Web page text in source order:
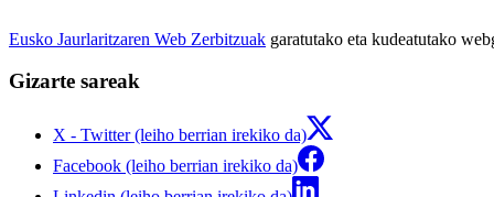
Eusko Jaurlaritzaren Web Zerbitzuak garatutako eta kudeatutako
Gizarte sareak
X - Twitter (leiho berrian irekiko da)
Facebook (leiho berrian irekiko da)